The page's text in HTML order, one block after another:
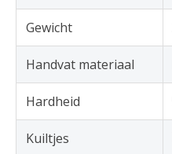
Gewicht
Handvat materiaal
Hardheid
Kuiltjes